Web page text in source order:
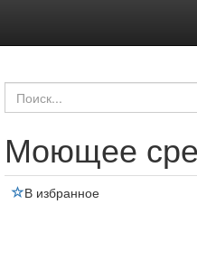
Моющее
В избранное